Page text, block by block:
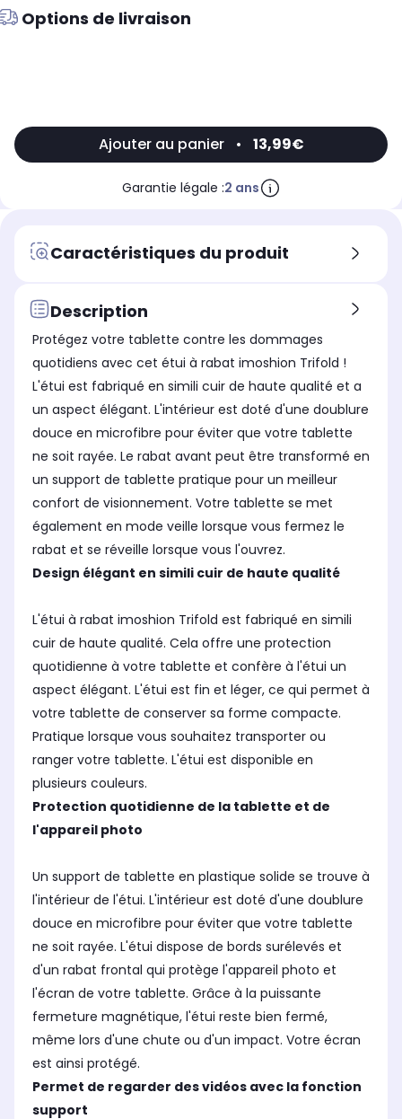
Options de livraison
Ajouter au panier • 13,99€
Garantie légale :2 ans
Caractéristiques du produit
Description
Protégez votre tablette contre les dommages
quotidiens avec cet étui à rabat imoshion Trifold !
L'étui est fabriqué en simili cuir de haute qualité et a
un aspect élégant. L'intérieur est doté d'une doublure
douce en microfibre pour éviter que votre tablette
ne soit rayée. Le rabat avant peut être transformé en
un support de tablette pratique pour un meilleur
confort de visionnement. Votre tablette se met
également en mode veille lorsque vous fermez le
rabat et se réveille lorsque vous l'ouvrez.
Design élégant en simili cuir de haute qualité
L'étui à rabat imoshion Trifold est fabriqué en simili
cuir de haute qualité. Cela offre une protection
quotidienne à votre tablette et confère à l'étui un
aspect élégant. L'étui est fin et léger, ce qui permet à
votre tablette de conserver sa forme compacte.
Pratique lorsque vous souhaitez transporter ou
ranger votre tablette. L'étui est disponible en
plusieurs couleurs.
Protection quotidienne de la tablette et de
l'appareil photo
Un support de tablette en plastique solide se trouve à
l'intérieur de l'étui. L'intérieur est doté d'une doublure
douce en microfibre pour éviter que votre tablette
ne soit rayée. L'étui dispose de bords surélevés et
d'un rabat frontal qui protège l'appareil photo et
l'écran de votre tablette. Grâce à la puissante
fermeture magnétique, l'étui reste bien fermé,
même lors d'une chute ou d'un impact. Votre écran
est ainsi protégé.
Permet de regarder des vidéos avec la fonction
support